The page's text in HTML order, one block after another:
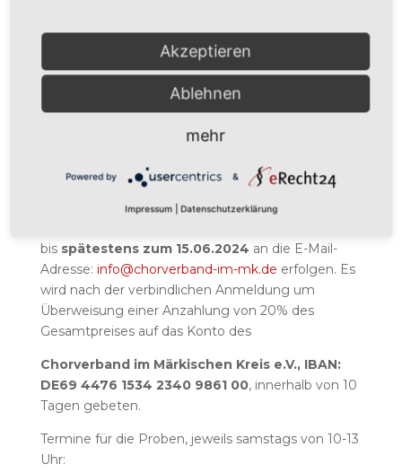
Notenhefte und Übefiles
Reiserücktrittskostenversicherung
€
Person, das Early Bird Ticket für Personen die nicht
bis spätestens zum 15.06.2024 an die E-Mail-
Adresse: info@chorverband-im-mk.de erfolgen. Es
wird nach der verbindlichen Anmeldung um
Überweisung einer Anzahlung von 20% des
Gesamtpreises auf das Konto des
Chorverband im Märkischen Kreis e.V., IBAN:
DE69 4476 1534 2340 9861 00, innerhalb von 10
Tagen gebeten.
Termine für die Proben, jeweils samstags von 10-13
Uhr:
Akzeptieren
Ablehnen
mehr
Powered by &
Impressum Datenschutzerklärung